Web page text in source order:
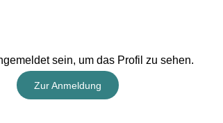
sein, um das Profil zu sehen.
Zur Anmeldung